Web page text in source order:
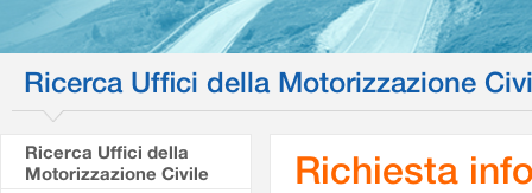
Ricerca Uffici della Motorizzazione
Ricerca Uffici della
Motorizzazione Civile
Richiesta